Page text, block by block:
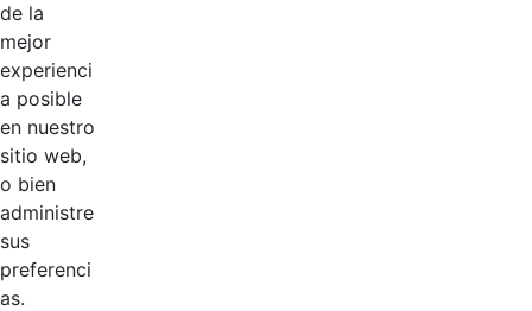
de la
mejor
experienci
a posible
en nuestro
sitio web,
o bien
administre
sus
preferenci
as.